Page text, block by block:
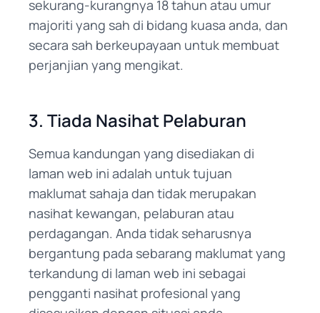
sekurang-kurangnya 18 tahun atau umur
majoriti yang sah di bidang kuasa anda, dan
secara sah berkeupayaan untuk membuat
perjanjian yang mengikat.
3. Tiada Nasihat Pelaburan
Semua kandungan yang disediakan di
laman web ini adalah untuk tujuan
maklumat sahaja dan tidak merupakan
nasihat kewangan, pelaburan atau
perdagangan. Anda tidak seharusnya
bergantung pada sebarang maklumat yang
terkandung di laman web ini sebagai
pengganti nasihat profesional yang